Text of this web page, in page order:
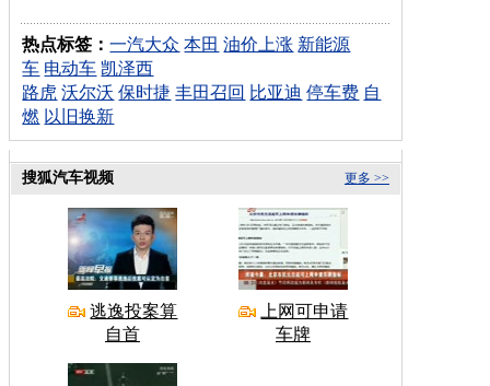
热点标签：一汽大众 本田 油价上涨 新能源
车 电动车 凯泽西
路虎 沃尔沃 保时捷 丰田召回 比亚迪 停车费 自
燃 以旧换新
更多 >>
搜狐汽车视频
逃逸投案算
自首
上网可申请
车牌